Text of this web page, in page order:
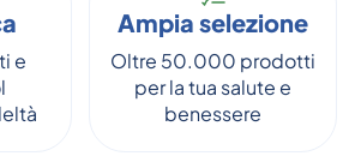
e
Ampia selezione
Oltre 50.000 prodotti
per la tua salute e
benessere